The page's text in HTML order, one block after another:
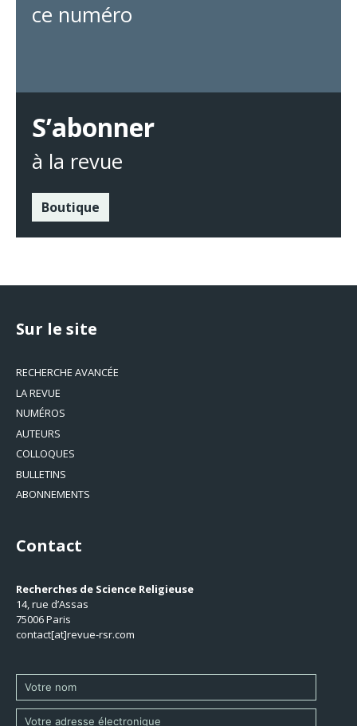
ce numéro
S’abonner
à la revue
Boutique
Sur le site
RECHERCHE AVANCÉE
LA REVUE
NUMÉROS
AUTEURS
COLLOQUES
BULLETINS
ABONNEMENTS
Contact
Recherches de Science Religieuse
14, rue d’Assas
75006 Paris
contact[at]revue-rsr.com